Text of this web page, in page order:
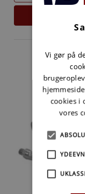
Vi gør på
cookies i
vores